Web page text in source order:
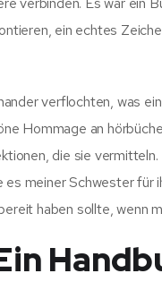
ein echtes
verflochten, was
Hommage an
die sie
meiner Schwester für
haben sollte, wenn